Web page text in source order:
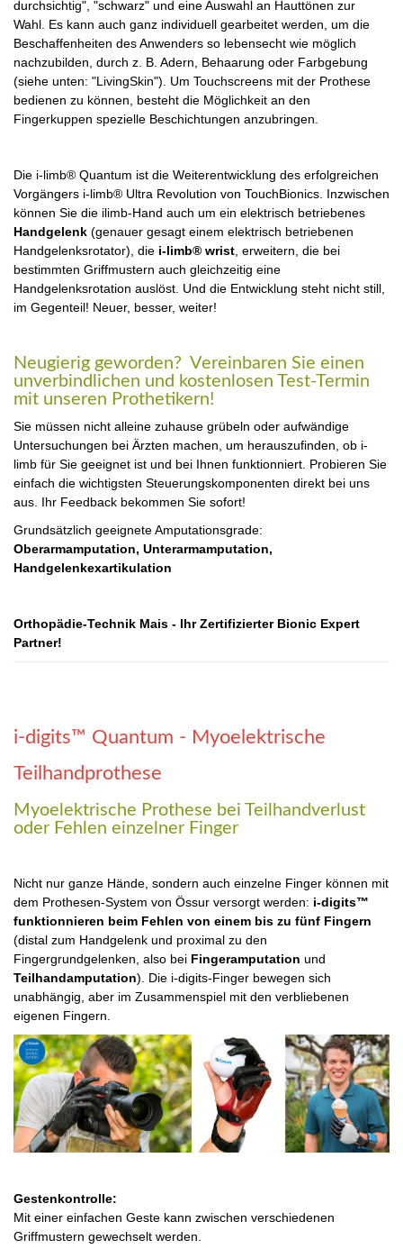
durchsichtig", "schwarz" und eine Auswahl an Hauttönen zur
Wahl. Es kann auch ganz individuell gearbeitet werden, um die
Beschaffenheiten des Anwenders so lebensecht wie möglich
nachzubilden, durch z. B. Adern, Behaarung oder Farbgebung
(siehe unten: "LivingSkin"). Um Touchscreens mit der Prothese
bedienen zu können, besteht die Möglichkeit an den
Fingerkuppen spezielle Beschichtungen anzubringen.
Die i-limb® Quantum ist die Weiterentwicklung des erfolgreichen
Vorgängers i-limb® Ultra Revolution von TouchBionics. Inzwischen
können Sie die ilimb-Hand auch um ein elektrisch betriebenes
Handgelenk (genauer gesagt einem elektrisch betriebenen
Handgelenksrotator), die i-limb® wrist , erweitern, die bei
bestimmten Griffmustern auch gleichzeitig eine
Handgelenksrotation auslöst. Und die Entwicklung steht nicht still,
im Gegenteil! Neuer, besser, weiter!
Neugierig geworden? Vereinbaren Sie einen
unverbindlichen und kostenlosen Test-Termin
mit unseren Prothetikern!
Sie müssen nicht alleine zuhause grübeln oder aufwändige
Untersuchungen bei Ärzten machen, um herauszufinden, ob i-
limb für Sie geeignet ist und bei Ihnen funktionniert. Probieren Sie
einfach die wichtigsten Steuerungskomponenten direkt bei uns
aus. Ihr Feedback bekommen Sie sofort!
Grundsätzlich geeignete Amputationsgrade:
Oberarmamputation, Unterarmamputation,
Handgelenkexartikulation
Orthopädie-Technik Mais - Ihr Zertifizierter Bionic Expert
Partner!
i-digits™ Quantum - Myoelektrische
Teilhandprothese
Myoelektrische Prothese bei Teilhandverlust
oder Fehlen einzelner Finger
Nicht nur ganze Hände, sondern auch einzelne Finger können mit
dem Prothesen-System von Össur versorgt werden: i-digits™
funktionnieren beim Fehlen von einem bis zu fünf Fingern
(distal zum Handgelenk und proximal zu den
Fingergrundgelenken, also bei Fingeramputation und
Teilhandamputation). Die i-digits-Finger bewegen sich
unabhängig, aber im Zusammenspiel mit den verbliebenen
eigenen Fingern.
Gestenkontrolle:
Mit einer einfachen Geste kann zwischen verschiedenen
Griffmustern gewechselt werden.